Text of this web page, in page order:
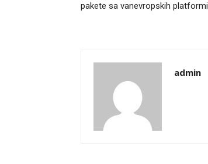
pakete sa vanevropskih platformi
admin